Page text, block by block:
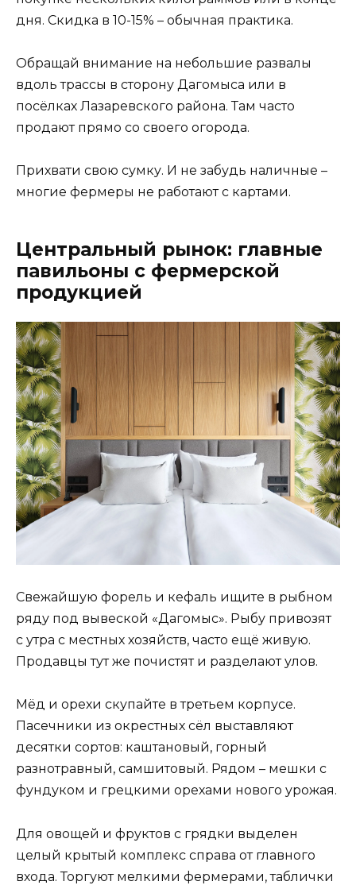
дня. Скидка в 10-15% – обычная практика.
Обращай внимание на небольшие развалы
вдоль трассы в сторону Дагомыса или в
посёлках Лазаревского района. Там часто
продают прямо со своего огорода.
Прихвати свою сумку. И не забудь наличные –
многие фермеры не работают с картами.
Центральный рынок: главные
павильоны с фермерской
продукцией
Свежайшую форель и кефаль ищите в рыбном
ряду под вывеской «Дагомыс». Рыбу привозят
с утра с местных хозяйств, часто ещё живую.
Продавцы тут же почистят и разделают улов.
Мёд и орехи скупайте в третьем корпусе.
Пасечники из окрестных сёл выставляют
десятки сортов: каштановый, горный
разнотравный, самшитовый. Рядом – мешки с
фундуком и грецкими орехами нового урожая.
Для овощей и фруктов с грядки выделен
целый крытый комплекс справа от главного
входа. Торгуют мелкими фермерами, таблички